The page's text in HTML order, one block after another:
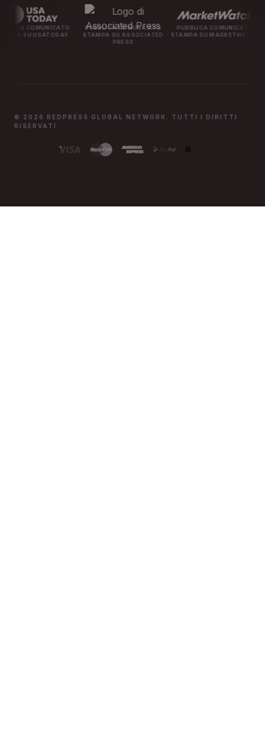
PUBBLICA COMUNICATO
STAMPA SU ASSOCIATED
PUBBLICA COMUNICATO
STAMPA SU MARKETWATCH
PUBBLICA
STAMPA SU
© 2026 REDPRESS GLOBAL NETWORK. TUTTI I DIRITTI
RISERVATI.